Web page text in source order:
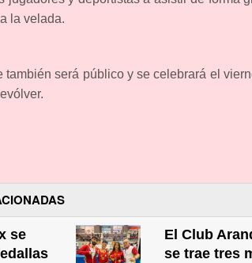
la velada.
también será público y se celebrará el
se
El Club
se trae tres